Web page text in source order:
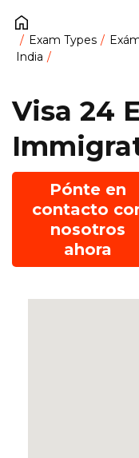
Exam Types
India
Visa 24
Pónte en
contacto
nosotros
ahora